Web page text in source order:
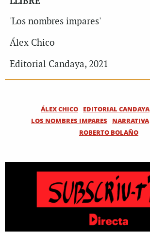
'Los nombres impares'
Álex Chico
Editorial Candaya, 2021
ÁLEX CHICO EDITORIAL CANDAYA
LOS NOMBRES IMPARES
NARRATIVA
ROBERTO BOLAÑO